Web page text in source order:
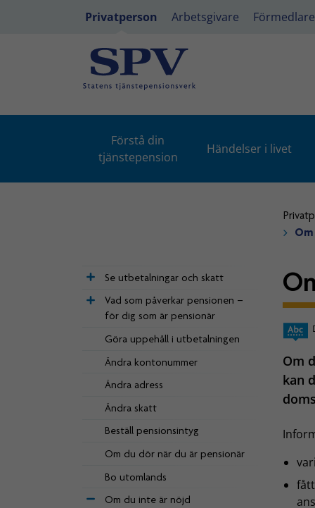
Privatperson Arbetsgivare Förmedlare
Förstå din
tjänstepension
Händelser i livet
Se utbetalningar och skatt
Vad som påverkar pensionen –
för dig som är pensionär
Göra uppehåll i utbetalningen
Ändra kontonummer
Ändra adress
Ändra skatt
Beställ pensionsintyg
Om du dör när du är pensionär
Bo utomlands
Om du inte är nöjd
Om
kan